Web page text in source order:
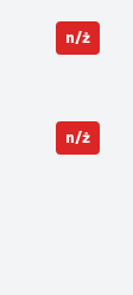
n/ż
n/ż